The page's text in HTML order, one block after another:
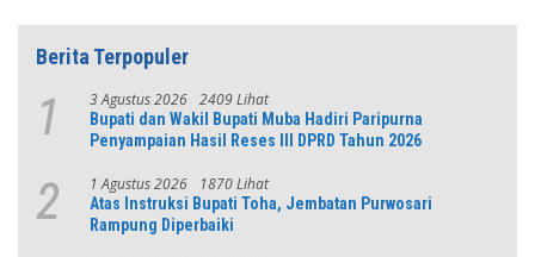
Berita Terpopuler
1 3 Agustus 2026 2409 Lihat
Bupati dan Wakil Bupati Muba Hadiri Paripurna
Penyampaian Hasil Reses III DPRD Tahun 2026
2 1 Agustus 2026 1870 Lihat
Atas Instruksi Bupati Toha, Jembatan Purwosari
Rampung Diperbaiki